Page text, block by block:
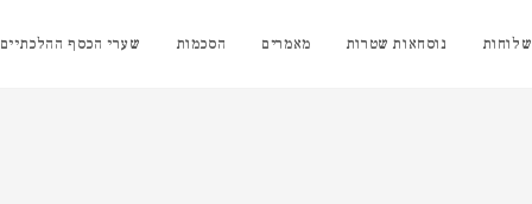
שלוחות נוסחאות שטרות מאמרים הסכמות שערי הכסף ההלכתיים